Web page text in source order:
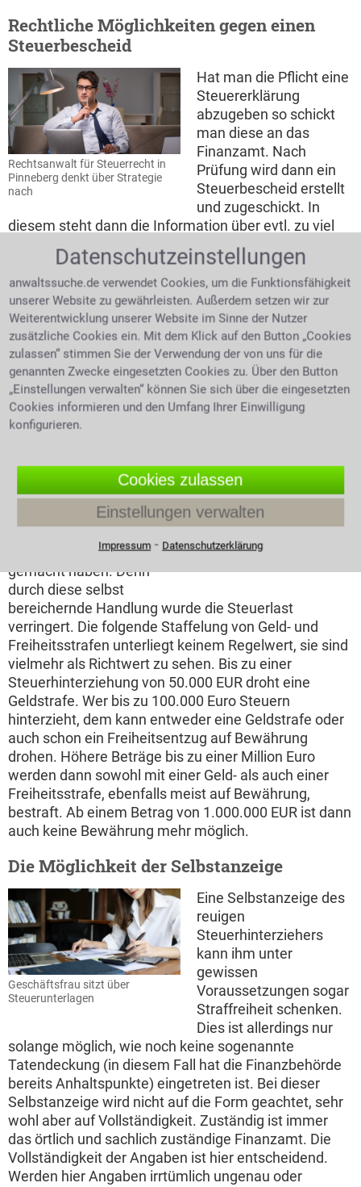
Rechtliche Möglichkeiten gegen einen
Steuerbescheid
Rechtsanwalt für Steuerrecht in
Pinneberg denkt über Strategie
nach
Hat man die Pflicht eine
Steuererklärung
abzugeben so schickt
man diese an das
Finanzamt. Nach
Prüfung wird dann ein
Steuerbescheid erstellt
und zugeschickt. In
diesem steht dann die Information über evtl. zu viel
oder zu wenig entrichtete Steuer mit der erfreulichen
Nachricht der Rückerstattung oder der Aufforderung
zu wenig geleistete Steuer nachzuzahlen. Die
Rechtsmittel, die man gegen einen fraglichen
Steuerbescheid hat, sind als erster Schritt der
Einspruch und als zweiter Schritt die Klage. Ohne
Fachwissen ist es kaum möglich, Steuerprobleme
richtig anzugehen. Wenden Sie sich daher an einen
Anwalt, wenn der Fiskus Ihre Rechte missachtet.
Steuerhinterziehung
Unternehmerin tippt auf
Steuerhinterziehung
liegt dann vor, wenn Sie
dem Finanzamt
unvollständige Angaben
gemacht haben. Denn
durch diese selbst
bereichernde Handlung wurde die Steuerlast
verringert. Die folgende Staffelung von Geld- und
Freiheitsstrafen unterliegt keinem Regelwert, sie sind
vielmehr als Richtwert zu sehen. Bis zu einer
Steuerhinterziehung von 50.000 EUR droht eine
Geldstrafe. Wer bis zu 100.000 Euro Steuern
hinterzieht, dem kann entweder eine Geldstrafe oder
auch schon ein Freiheitsentzug auf Bewährung
drohen. Höhere Beträge bis zu einer Million Euro
werden dann sowohl mit einer Geld- als auch einer
Freiheitsstrafe, ebenfalls meist auf Bewährung,
bestraft. Ab einem Betrag von 1.000.000 EUR ist dann
auch keine Bewährung mehr möglich.
Die Möglichkeit der Selbstanzeige
Geschäftsfrau sitzt über
Steuerunterlagen
Eine Selbstanzeige des
reuigen
Steuerhinterziehers
kann ihm unter
gewissen
Voraussetzungen sogar
Straffreiheit schenken.
Dies ist allerdings nur
solange möglich, wie noch keine sogenannte
Tatendeckung (in diesem Fall hat die Finanzbehörde
bereits Anhaltspunkte) eingetreten ist. Bei dieser
Selbstanzeige wird nicht auf die Form geachtet, sehr
wohl aber auf Vollständigkeit. Zuständig ist immer
das örtlich und sachlich zuständige Finanzamt. Die
Vollständigkeit der Angaben ist hier entscheidend.
Werden hier Angaben irrtümlich ungenau oder
Datenschutzeinstellungen
anwaltssuche.de verwendet Cookies, um die Funktionsfähigkeit
unserer Website zu gewährleisten. Außerdem setzen wir zur
Weiterentwicklung unserer Website im Sinne der Nutzer
zusätzliche Cookies ein. Mit dem Klick auf den Button „Cookies
zulassen“ stimmen Sie der Verwendung der von uns für die
genannten Zwecke eingesetzten Cookies zu. Über den Button
„Einstellungen verwalten“ können Sie sich über die eingesetzten
Cookies informieren und den Umfang Ihrer Einwilligung
konfigurieren.
Cookies zulassen
Einstellungen verwalten
Impressum⁃ Datenschutzerklärung